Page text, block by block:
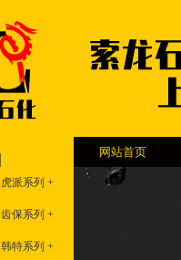
网站首页
虎派系列 +
齿保系列 +
韩特系列 +